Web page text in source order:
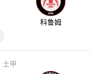
科鲁姆
土甲